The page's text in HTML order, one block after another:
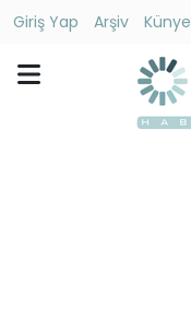
Giriş Yap Arşiv
Künye